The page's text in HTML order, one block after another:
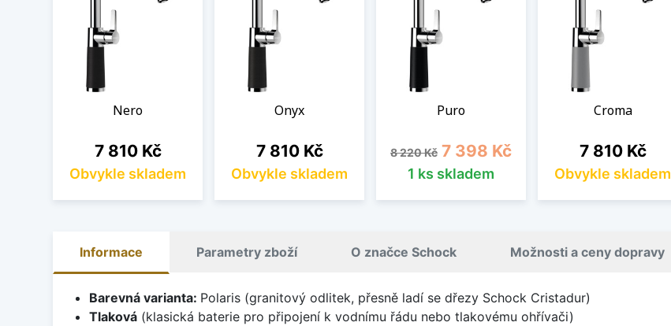
Nero
Cena
7 810 Kč
Obvykle skladem
Onyx
Cena
7 810 Kč
Obvykle skladem
Puro
Běžná cena
8 220 Kč Cena
7 398 Kč
1 ks skladem
Croma
Cena
7 810 Kč
Obvykle skladem
Informace Parametry zboží O značce Schock Možnosti a ceny dopravy
Barevná varianta: Polaris (granitový odlitek, přesně ladí se dřezy Schock Cristadur)
Tlaková(klasická baterie pro připojení k vodnímu řádu nebo tlakovému ohřívači)